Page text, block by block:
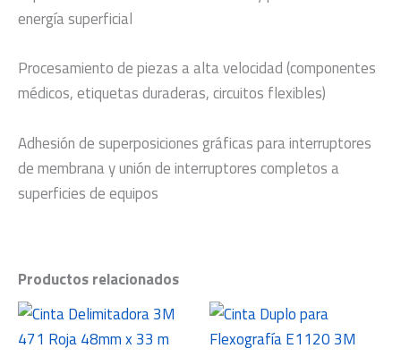
energía superficial
Procesamiento de piezas a alta velocidad (componentes
médicos, etiquetas duraderas, circuitos flexibles)
Adhesión de superposiciones gráficas para interruptores
de membrana y unión de interruptores completos a
superficies de equipos
Productos relacionados